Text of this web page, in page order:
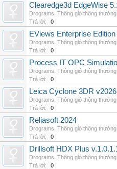
Clearedge3d EdgeWise
Drograms Thông gió thông thường
Trả lời:
0
EViews Enterprise Edition
Drograms Thông gió thông thường
Trả lời:
0
Process IT OPC
Drograms Thông gió thông thường
Trả lời:
0
Leica Cyclone 3DR
Drograms Thông gió thông thường
Trả lời:
0
Reliasoft 2024
Drograms Thông gió thông thường
Trả lời:
0
Drillsoft HDX Plus
Drograms Thông gió thông thường
Trả lời:
0